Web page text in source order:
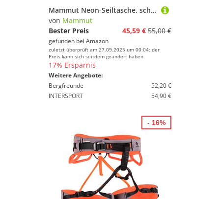
Mammut Neon-Seiltasche, schwarz, Einheitsgröße
von Mammut
Bester Preis
45,59 € 55,00 €
gefunden bei Amazon
zuletzt überprüft am 27.09.2025 um 00:04; der
Preis kann sich seitdem geändert haben.
17% Ersparnis
Weitere Angebote:
Bergfreunde
52,20 €
INTERSPORT
54,90 €
- 16%